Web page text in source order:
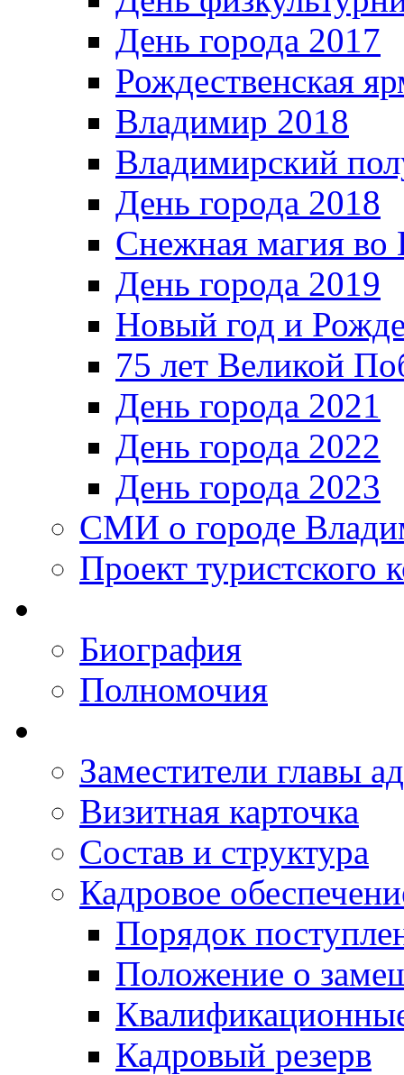
День города 2017
Рождественская
Владимир 2018
Владимирский
День города 2018
Снежная магия во
День города 2019
Новый год и
75 лет Великой
День города 2021
День города 2022
День города 2023
СМИ о городе
Проект туристского
Биография
Полномочия
Заместители главы
Визитная карточка
Состав и структура
Кадровое
Порядок
Положение о
Кадровый резерв